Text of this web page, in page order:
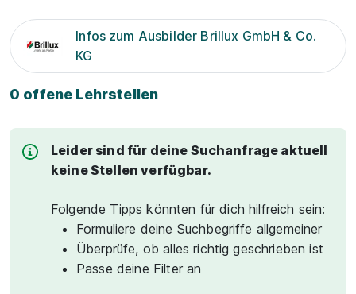
Infos zum Ausbilder Brillux GmbH & Co.
KG
0 offene Lehrstellen
Leider sind für deine Suchanfrage aktuell
keine Stellen verfügbar.
Folgende Tipps könnten für dich hilfreich sein:
Formuliere deine Suchbegriffe allgemeiner
Überprüfe, ob alles richtig geschrieben ist
Passe deine Filter an